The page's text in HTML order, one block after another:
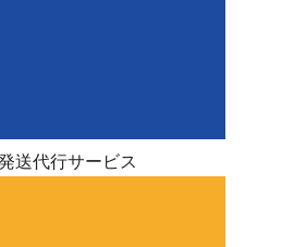
送代行サービス